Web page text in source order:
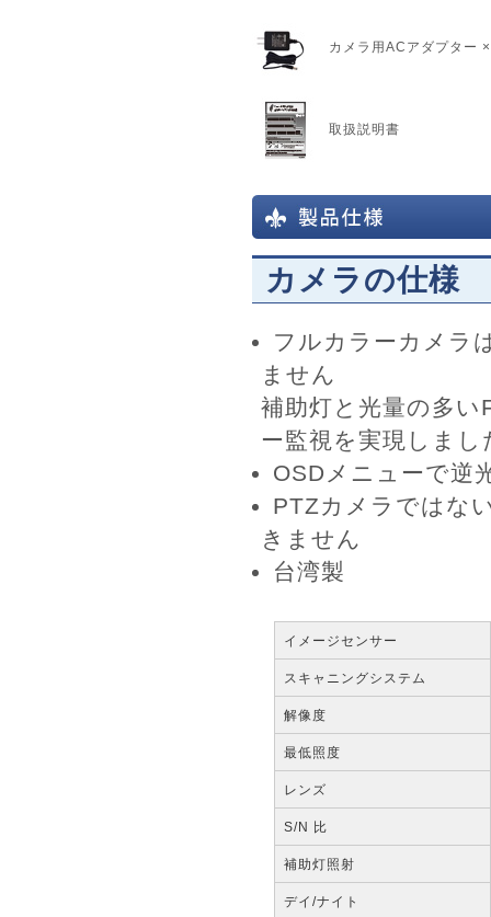
カメラ用ACアダプター
取扱説明書
カメラの仕様
フルカラーカメラ
ません
補助灯と光量の多
ー監視を実現しまし
OSDメニューで逆
PTZカメラではな
きません
台湾製
イメージセンサー
スキャニングシステム
解像度
最低照度
レンズ
S/N 比
補助灯照射
デイ/ナイト